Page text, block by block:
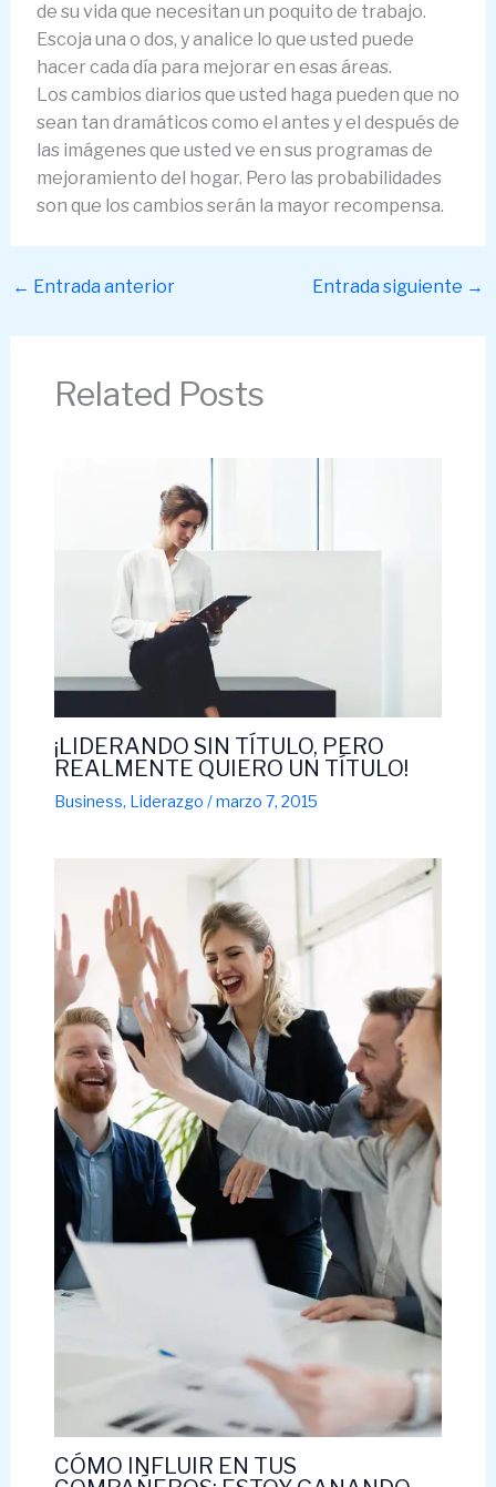
de su vida que necesitan un poquito de trabajo.
Escoja una o dos, y analice lo que usted puede
hacer cada día para mejorar en esas áreas.
Los cambios diarios que usted haga pueden que no
sean tan dramáticos como el antes y el después de
las imágenes que usted ve en sus programas de
mejoramiento del hogar. Pero las probabilidades
son que los cambios serán la mayor recompensa.
← Entrada anterior Entrada siguiente →
Related Posts
¡LIDERANDO SIN TÍTULO, PERO
REALMENTE QUIERO UN TÍTULO!
Business, Liderazgo /marzo 7, 2015
CÓMO INFLUIR EN TUS